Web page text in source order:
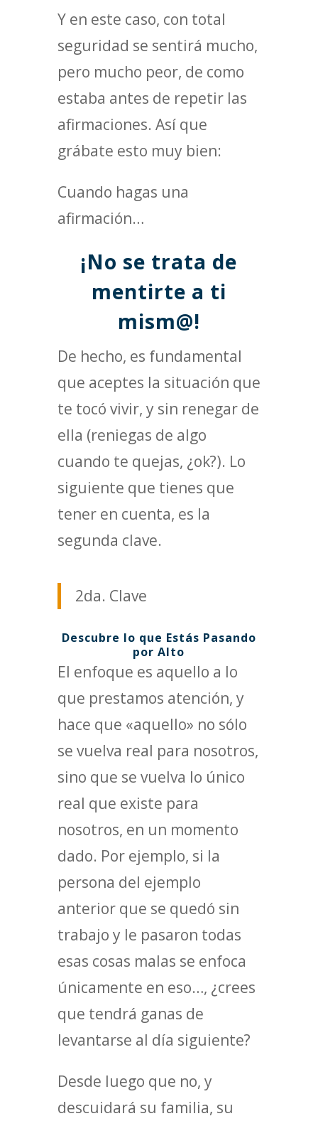
Y en este caso, con total
seguridad se sentirá mucho,
pero mucho peor, de como
estaba antes de repetir las
afirmaciones. Así que
grábate esto muy bien:
Cuando hagas una
afirmación…
¡No se trata de
mentirte a ti
mism@!
De hecho, es fundamental
que aceptes la situación que
te tocó vivir, y sin renegar de
ella (reniegas de algo
cuando te quejas, ¿ok?). Lo
siguiente que tienes que
tener en cuenta, es la
segunda clave.
2da. Clave
Descubre lo que Estás Pasando
por Alto
El enfoque es aquello a lo
que prestamos atención, y
hace que «aquello» no sólo
se vuelva real para nosotros,
sino que se vuelva lo único
real que existe para
nosotros, en un momento
dado. Por ejemplo, si la
persona del ejemplo
anterior que se quedó sin
trabajo y le pasaron todas
esas cosas malas se enfoca
únicamente en eso…, ¿crees
que tendrá ganas de
levantarse al día siguiente?
Desde luego que no, y
descuidará su familia, su